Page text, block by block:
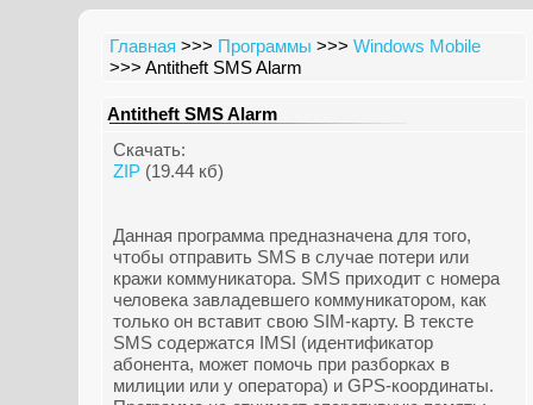
Главная >>> Программы >>>Windows Mobile
>>> Antitheft SMS Alarm
Antitheft SMS Alarm
Скачать:
ZIP (19.44 кб)
Данная программа предназначена для того,
чтобы отправить SMS в случае потери или
кражи коммуникатора. SMS приходит с номера
человека завладевшего коммуникатором, как
только он вставит свою SIM-карту. В тексте
SMS содержатся IMSI (идентификатор
абонента, может помочь при разборках в
милиции или у оператора) и GPS-координаты.